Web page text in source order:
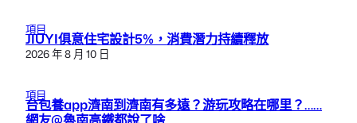
項目
JIUYI俱意住宅設計5%，消費潛力持續釋放
2026 年 8 月 10 日
項目
台包養app濟南到濟南有多遠？游玩攻略在哪里？……